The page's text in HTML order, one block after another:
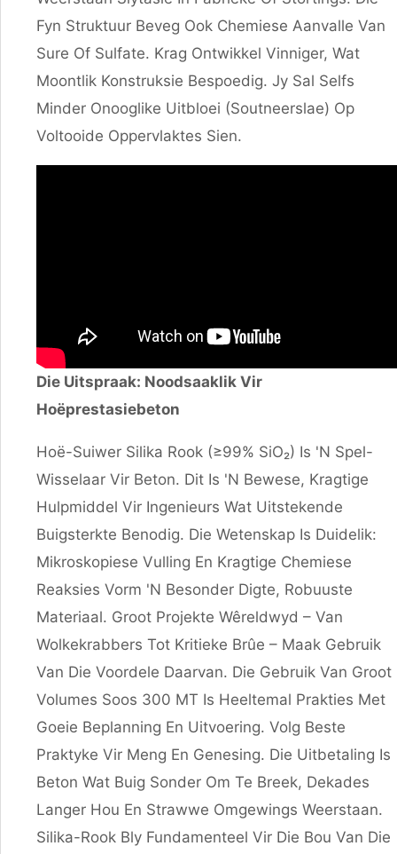
Fyn Struktuur Beveg Ook Chemiese Aanvalle Van
Sure Of Sulfate. Krag Ontwikkel Vinniger, Wat
Moontlik Konstruksie Bespoedig. Jy Sal Selfs
Minder Onooglike Uitbloei (soutneerslae) Op
Voltooide Oppervlaktes Sien.
Die Uitspraak: Noodsaaklik Vir
Hoëprestasiebeton
Hoë-Suiwer Silika Rook (≥99% SiO₂) Is 'n Spel-
Wisselaar Vir Beton. Dit Is 'n Bewese, Kragtige
Hulpmiddel Vir Ingenieurs Wat Uitstekende
Buigsterkte Benodig. Die Wetenskap Is Duidelik:
Mikroskopiese Vulling En Kragtige Chemiese
Reaksies Vorm 'n Besonder Digte, Robuuste
Materiaal. Groot Projekte Wêreldwyd – Van
Wolkekrabbers Tot Kritieke Brûe – Maak Gebruik
Van Die Voordele Daarvan. Die Gebruik Van Groot
Volumes Soos 300 MT Is Heeltemal Prakties Met
Goeie Beplanning En Uitvoering. Volg Beste
Praktyke Vir Meng En Genesing. Die Uitbetaling Is
Beton Wat Buig Sonder Om Te Breek, Dekades
Langer Hou En Strawwe Omgewings Weerstaan.
Silika-Rook Bly Fundamenteel Vir Die Bou Van Die